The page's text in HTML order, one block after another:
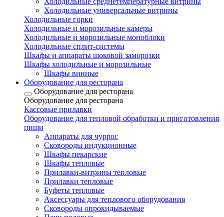
Холодильные универсальные витрины
Холодильные горки
Холодильные и морозильные камеры
Холодильные и морозильные моноблоки
Холодильные сплит-системы
Шкафы и аппараты шоковой заморозки
Шкафы холодильные и морозильные
Шкафы винные
Оборудование для ресторана
Оборудование для ресторана
Оборудование для ресторана
Кассовые прилавки
Оборудование для тепловой обработки и приготовления
пищи
Аппараты для чуррос
Сковороды индукционные
Шкафы пекарские
Шкафы тепловые
Прилавки-витрины тепловые
Прилавки тепловые
Буфеты тепловые
Аксессуары для теплового оборудования
Сковороды опрокидываемые